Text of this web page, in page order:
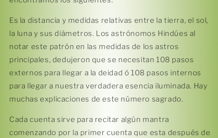
Es la distancia y medidas relativas entre la tierra, el sol,
la luna y sus diámetros. Los astrónomos Hindúes al
notar este patrón en las medidas de los astros
principales, dedujeron que se necesitan 108 pasos
externos para llegar a la deidad ó 108 pasos internos
para llegar a nuestra verdadera esencia iluminada. Hay
muchas explicaciones de este número sagrado.
Cada cuenta sirve para recitar algún mantra
comenzando por la primer cuenta que esta después de